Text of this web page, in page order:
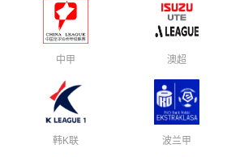
中甲 澳超
韩K联 波兰甲